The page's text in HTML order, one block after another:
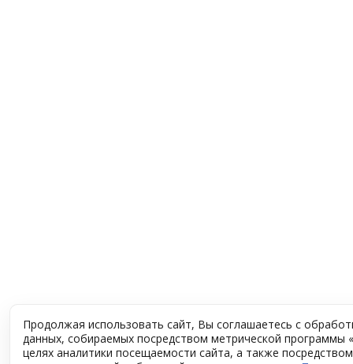
Продолжая использовать сайт, Вы соглашаетесь с
данных, собираемых посредством метрической программы
целях аналитики посещаемости сайта, а также